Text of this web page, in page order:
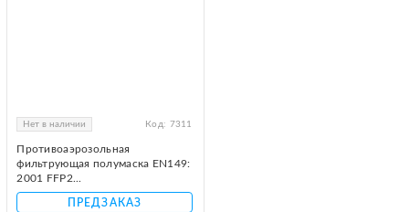
Нет в наличии Код: 7311
Противоаэрозольная
фильтрующая полумаска EN149:
2001 FFP2...
ПРЕДЗАКАЗ